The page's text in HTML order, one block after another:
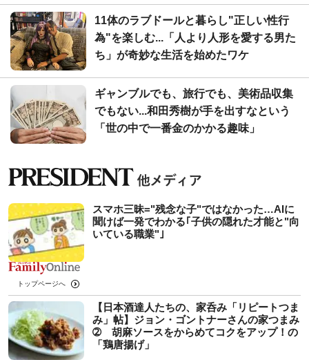
11体のラブドールと暮らし"正しい性行
為"を楽しむ...「人より人形を愛する男た
ち」が奇妙な生活を始めたワケ
ギャンブルでも、旅行でも、美術品収集
でもない...和田秀樹が手を出すなという
「世の中で一番金のかかる趣味」
スマホ三昧="残念な子"ではなかった…AIに
聞けば一発でわかる｢子供の隠れた才能と"向
いている職業"｣
トップページへ
【日本酒達人たちの、家呑み「リピートつま
み」帖】ジョン・ゴントナーさんの家つまみ
➁ 胡麻ソースをからめてコクをアップ！の
「鶏唐揚げ」